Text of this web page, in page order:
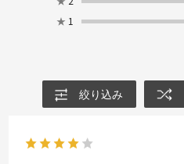
★ 1
絞り込み